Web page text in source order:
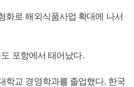
화로 해외식품사업 확대에 나서
포항에서 태어났다.
학교 경영학과를 졸업했다. 한국